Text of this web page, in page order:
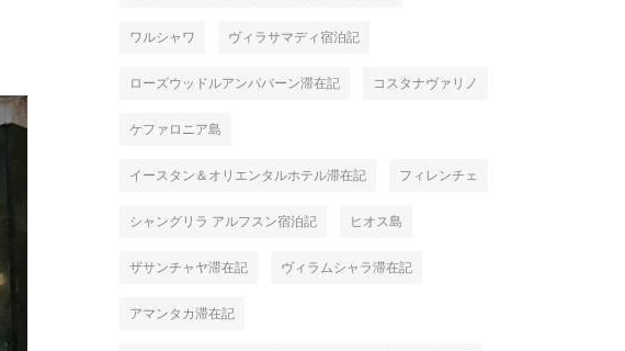
ワルシャワ ヴィラサマディ宿泊記
ローズウッドルアンパバーン滞在記 コスタナヴァリノ
ケファロニア島
イースタン＆オリエンタルホテル滞在記 フィレンチェ
シャングリラ アルフスン宿泊記 ヒオス島
ザサンチャヤ滞在記 ヴィラムシャラ滞在記
アマンタカ滞在記